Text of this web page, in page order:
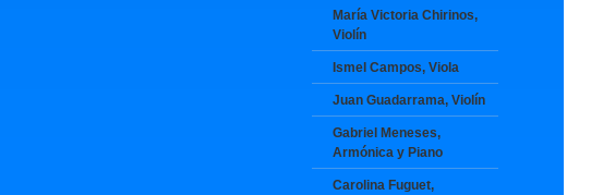
María Victoria Chirinos,
Violín
Ismel Campos, Viola
Juan Guadarrama, Violín
Gabriel Meneses,
Armónica y Piano
Carolina Fuguet,